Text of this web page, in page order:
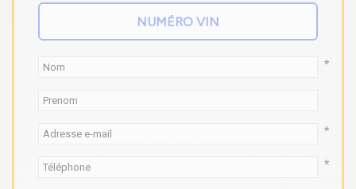
*
*
*